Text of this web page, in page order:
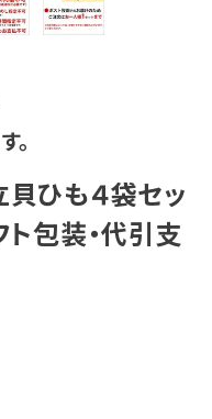
。
貝ひも４袋セッ
ト包装・代引支